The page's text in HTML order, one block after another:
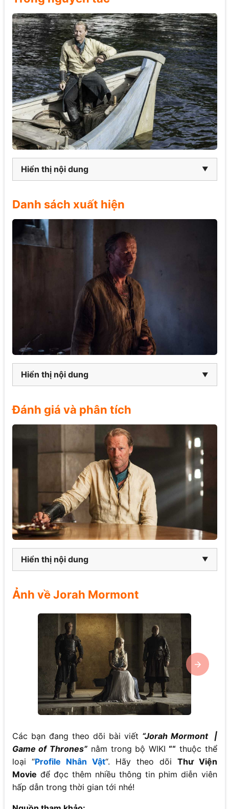
Hiển thị nội dung
Danh sách xuất hiện
Hiển thị nội dung
Đánh giá và phân tích
Hiển thị nội dung
Ảnh về Jorah Mormont
Các bạn đang theo dõi bài viết “Jorah Mormont |
Game of Thrones” nằm trong bộ WIKI ““thuộc thể
loại “Profile Nhân Vật“. Hãy theo dõi Thư Viện
Movie để đọc thêm nhiều thông tin phim diễn viên
hấp dẫn trong thời gian tới nhé!